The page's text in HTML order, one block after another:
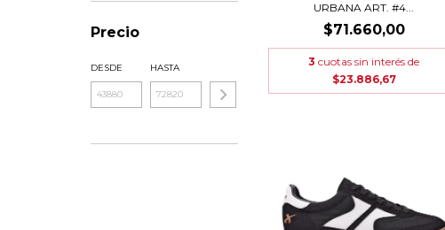
Precio
DESDE HASTA
URBANA ART. #4...
$71.660,00
3 cuotas sin interés de
$23.886,67